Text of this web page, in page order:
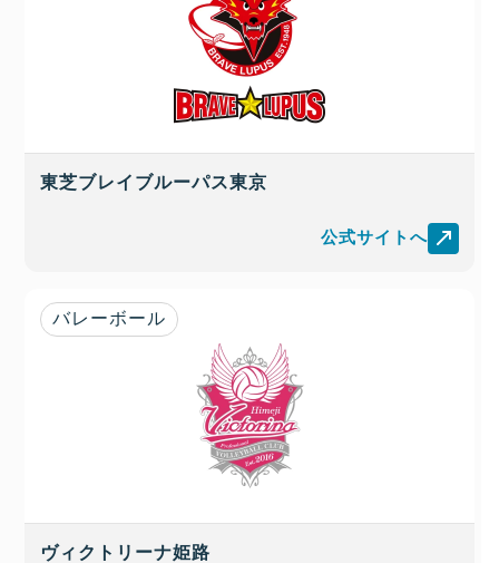
東芝ブレイブルーパス東京
公式サイトへ
バレーボール
ヴィクトリーナ姫路